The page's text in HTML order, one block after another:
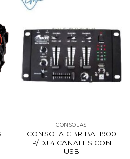
CONSOLAS
CONSOLA GBR BAT1900
P/DJ 4 CANALES CON
USB